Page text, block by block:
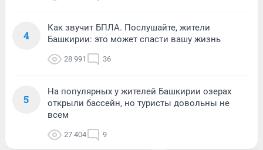
4
Как звучит БПЛА. Послушайте, жители
Башкирии: это может спасти вашу жизнь
28 991 36
5
На популярных у жителей Башкирии озерах
открыли бассейн, но туристы довольны не
всем
27 404 9